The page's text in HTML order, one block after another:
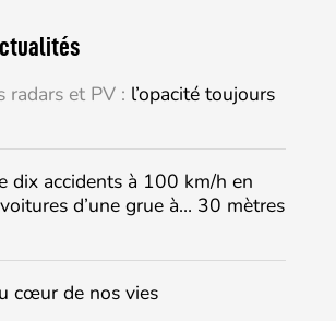
radars et PV : l’opacité toujours
dix accidents à 100 km/h en
d’une grue à… 30 mètres
cœur de nos vies